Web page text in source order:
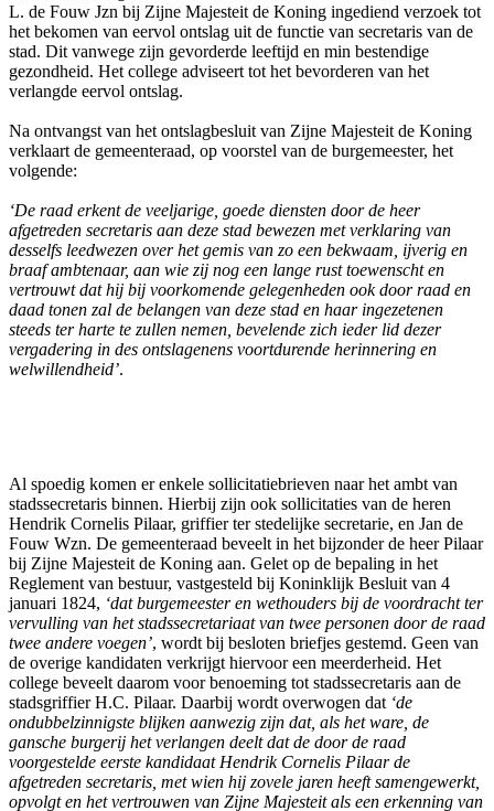
L. de Fouw Jzn bij Zijne Majesteit de Koning ingediend verzoek tot
het bekomen van eervol ontslag uit de functie van secretaris van de
stad. Dit vanwege zijn gevorderde leeftijd en min bestendige
gezondheid. Het college adviseert tot het bevorderen van het
verlangde eervol ontslag.
Na ontvangst van het ontslagbesluit van Zijne Majesteit de Koning
verklaart de gemeenteraad, op voorstel van de burgemeester, het
volgende:
‘De raad erkent de veeljarige, goede diensten door de heer
afgetreden secretaris aan deze stad bewezen met verklaring van
desselfs leedwezen over het gemis van zo een bekwaam, ijverig en
braaf ambtenaar, aan wie zij nog een lange rust toewenscht en
vertrouwt dat hij bij voorkomende gelegenheden ook door raad en
daad tonen zal de belangen van deze stad en haar ingezetenen
steeds ter harte te zullen nemen, bevelende zich ieder lid dezer
vergadering in des ontslagenens voortdurende herinnering en
welwillendheid’.
Al spoedig komen er enkele sollicitatiebrieven naar het ambt van
stadssecretaris binnen. Hierbij zijn ook sollicitaties van de heren
Hendrik Cornelis Pilaar, griffier ter stedelijke secretarie, en Jan de
Fouw Wzn. De gemeenteraad beveelt in het bijzonder de heer Pilaar
bij Zijne Majesteit de Koning aan. Gelet op de bepaling in het
Reglement van bestuur, vastgesteld bij Koninklijk Besluit van 4
januari 1824, ‘dat burgemeester en wethouders bij de voordracht ter
vervulling van het stadssecretariaat van twee personen door de raad
twee andere voegen’, wordt bij besloten briefjes gestemd. Geen van
de overige kandidaten verkrijgt hiervoor een meerderheid. Het
college beveelt daarom voor benoeming tot stadssecretaris aan de
stadsgriffier H.C. Pilaar. Daarbij wordt overwogen dat ‘de
ondubbelzinnigste blijken aanwezig zijn dat, als het ware, de
gansche burgerij het verlangen deelt dat de door de raad
voorgestelde eerste kandidaat Hendrik Cornelis Pilaar de
afgetreden secretaris, met wien hij zovele jaren heeft samengewerkt,
opvolgt en het vertrouwen van Zijne Majesteit als een erkenning van